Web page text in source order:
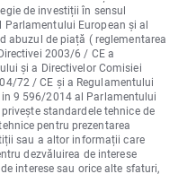
de investiții în sensul
Parlamentului European și al
abuzul de piață ( reglementarea
2003/6 / CE a
și a Directivelor Comisiei
72 / CE și a Regulamentului
9 596/2014 al Parlamentului
standardele tehnice de
pentru prezentarea
sau a altor informații care
dezvăluirea de interese
interese sau orice alte sfaturi,